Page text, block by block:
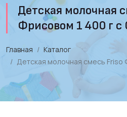
Детская молочная
Фрисовом 1 400 г с
Главная
Каталог
Детская молочная смесь Friso